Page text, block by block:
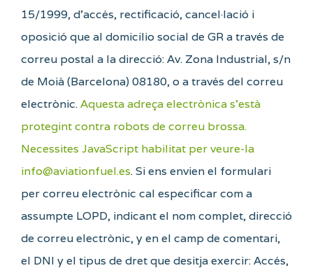
15/1999, d’accés, rectificació, cancel·lació i
oposició que al domicilio social de GR a través de
correu postal a la direcció: Av. Zona Industrial, s/n
de Moià (Barcelona) 08180, o a través del correu
electrònic.Aquesta adreça electrònica s'està
protegint contra robots de correu brossa.
Necessites JavaScript habilitat per veure-la
info@aviationfuel.es. Si ens envien el formulari
per correu electrònic cal especificar com a
assumpte LOPD, indicant el nom complet, direcció
de correu electrònic, y en el camp de comentari,
el DNI y el tipus de dret que desitja exercir: Accés,